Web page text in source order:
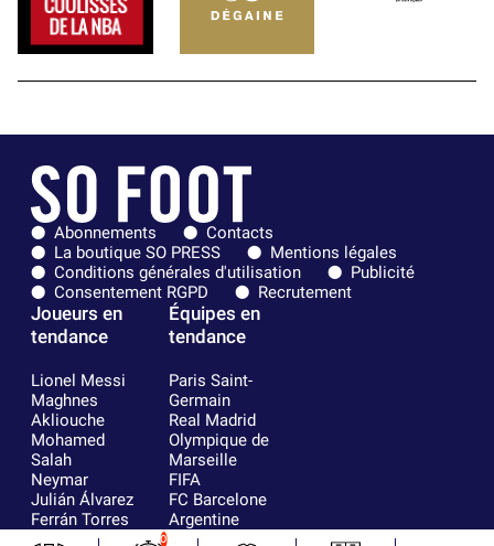
Abonnements
Contacts
La boutique SO PRESS
Mentions légales
Conditions générales d'utilisation
Publicité
Consentement RGPD
Recrutement
Joueurs en
tendance
Lionel Messi
Maghnes
Akliouche
Mohamed
Salah
Neymar
Julián Álvarez
Ferrán Torres
Kilian Corredor
Équipes en
tendance
Paris Saint-
Germain
Real Madrid
Olympique de
Marseille
FIFA
FC Barcelone
Argentine
Olympique
0